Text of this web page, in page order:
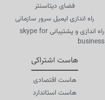
هاست اشتراکی
هاست اقتصادی
هاست استاندارد
فضای دیتاسنتر
راه اندازی ایمیل سرور سازمانی
راه اندازی و پشتیبانی skype for
business